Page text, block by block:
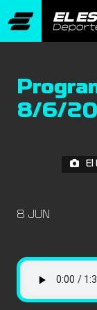
8/6/
El
8 JUN